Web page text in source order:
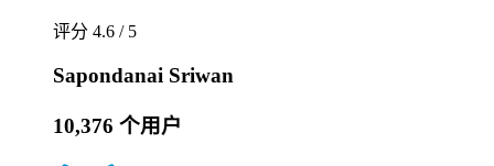
评分 4.6 / 5
Sapondanai Sriwan
10,376 个用户